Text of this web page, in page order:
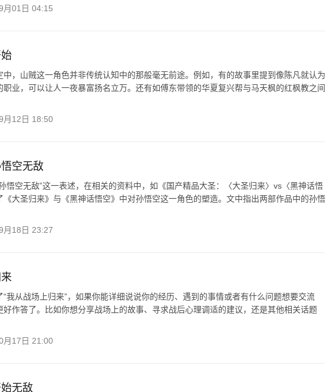
月01日 04:15
中，山贼这一角色并非传统认知中的那般毫无前途。例如，有的故事里提到像陈凡就认为
职业，可以让人一夜暴富扬名立万。还有如傅东带领的华夏复兴帮与马天枫的红枫教之间
月12日 18:50
空无敌
悟空无敌”这一表述，在相关的资料中，如《国产精品大圣：〈大圣归来〉vs〈黑神话悟
《大圣归来》与《黑神话悟空》中对孙悟空这一角色的塑造。文中指出两部作品中的孙悟
月18日 23:27
“我从战场上归来”，如果你能详细说说你的经历、遇到的事情或者有什么问题想要交流
好作答了。比如你想分享战场上的故事、寻求战后心理调适的建议，还是其他相关话题
月17日 21:00
无敌